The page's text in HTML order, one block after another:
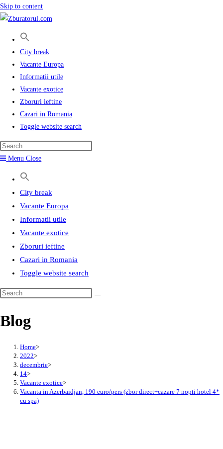
Skip to content
City break
Vacante Europa
Informatii utile
Vacante exotice
Zboruri ieftine
Cazari in Romania
Toggle website search
Menu Close
City break
Vacante Europa
Informatii utile
Vacante exotice
Zboruri ieftine
Cazari in Romania
Toggle website search
Blog
Home>
2022>
decembrie>
14>
Vacante exotice>
Vacanta in Azerbaidjan, 190 euro/pers (zbor direct+cazare 7 nopti hotel 4*
cu spa)